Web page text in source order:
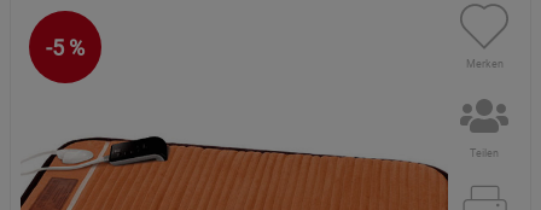
-5 %
Merken
Teilen